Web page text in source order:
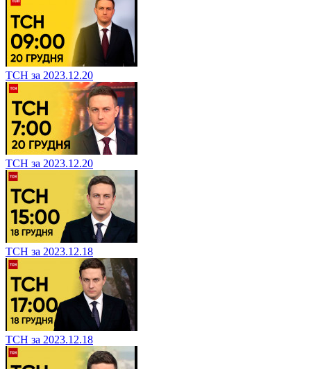
ТСН за 2023.12.20
ТСН за 2023.12.20
ТСН за 2023.12.18
ТСН за 2023.12.18